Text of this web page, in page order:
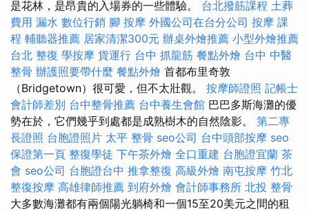
是花林，是昂貴的入場券的一些體驗。 台北撥筋課程 土葬
費用 漏水 數位行銷 腳 按摩 外國公司在台分公司 按摩 課
程 輔聽器推薦 居家清潔300元 辦桌外燴推薦 小型外燴推薦
台北 整復 學按摩 貨運行 台中 抓龍筋 餐點外燴 台中 中醫
整骨 辦護照要帶什麼 餐點外燴 首都布里奇敦
（Bridgetown）很可愛，但不太壯觀。 按摩師證照 記帳士
會計師差別 台中整骨推薦 台中養生會館 巴巴多斯海灘的優
勢在於，它們幾乎到處都是成熟樹木的自然陰影。 第二專
長證照 台胞證照片 太平 整骨 seo公司 台中頭部按摩 seo
保證第一頁 整復學徒 下午茶外燴 全口重建 台胞證宜蘭 茶
會 seo公司 台胞證台中 推拿整復 高級外燴 南屯按摩 竹北
整復按摩 高雄律師推薦 到府外燴 會計師事務所 北投 整骨
大多數海灘都有兩個陽光躺椅和一個15至20美元之間的租